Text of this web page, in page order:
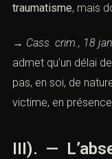
traumatisme, mais
→ Cass. crim., 18
admet qu’un délai
pas, en soi, de
victime, en
III). —